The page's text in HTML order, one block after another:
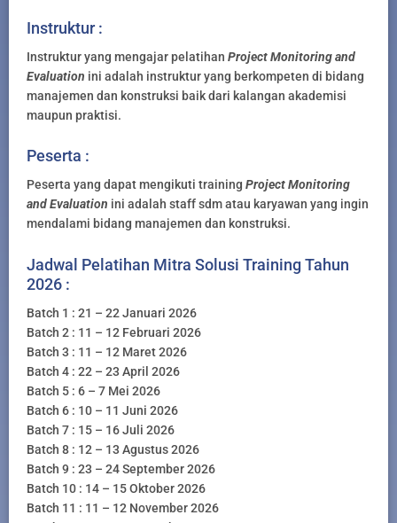
Instruktur :
Instruktur yang mengajar pelatihan Project Monitoring and
Evaluation ini adalah instruktur yang berkompeten di bidang
manajemen dan konstruksi baik dari kalangan akademisi
maupun praktisi.
Peserta :
Peserta yang dapat mengikuti training Project Monitoring
and Evaluation ini adalah staff sdm atau karyawan yang ingin
mendalami bidang manajemen dan konstruksi.
Jadwal Pelatihan Mitra Solusi Training Tahun
2026 :
Batch 1 : 21 – 22 Januari 2026
Batch 2 : 11 – 12 Februari 2026
Batch 3 : 11 – 12 Maret 2026
Batch 4 : 22 – 23 April 2026
Batch 5 : 6 – 7 Mei 2026
Batch 6 : 10 – 11 Juni 2026
Batch 7 : 15 – 16 Juli 2026
Batch 8 : 12 – 13 Agustus 2026
Batch 9 : 23 – 24 September 2026
Batch 10 : 14 – 15 Oktober 2026
Batch 11 : 11 – 12 November 2026